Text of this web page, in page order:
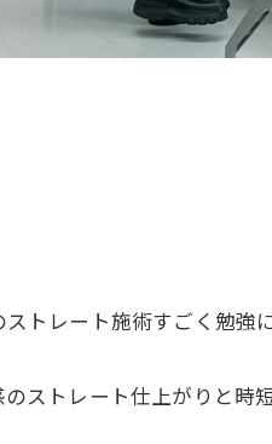
トレート施術すごく勉強
ストレート仕上がりと時